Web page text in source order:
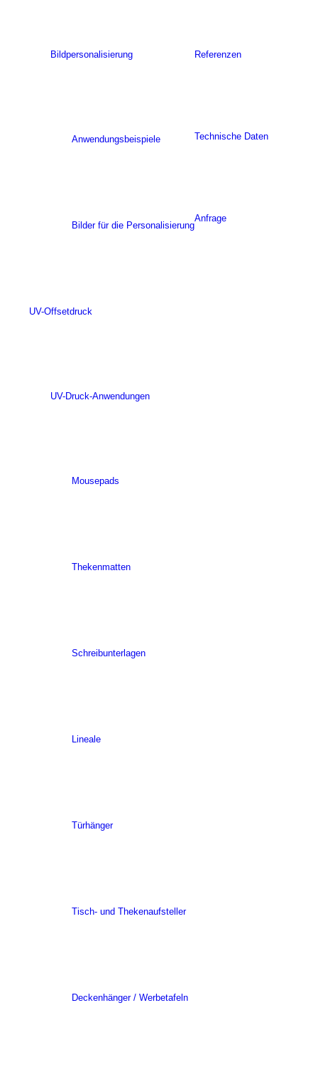
Bildpersonalisierung
Anwendungsbeispiele
Bilder für die Personalisierung
Referenzen
Technische Daten
Anfrage
UV-Offsetdruck
UV-Druck-Anwendungen
Mousepads
Thekenmatten
Schreibunterlagen
Lineale
Türhänger
Tisch- und Thekenaufsteller
Deckenhänger / Werbetafeln